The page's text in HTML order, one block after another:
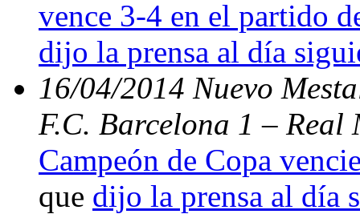
vence 3-4 en el partido
dijo la prensa al día
16/04/2014 Nuevo
F.C. Barcelona 1 –
Campeón de Copa
que dijo la prensa al día